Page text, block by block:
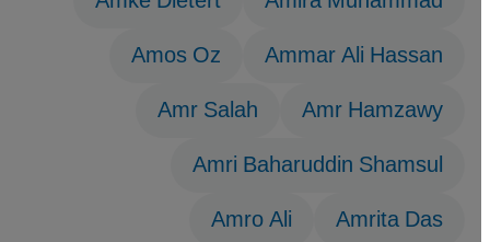
Ammar Ali Hassan
Amos Oz
Amr Hamzawy
Amr Salah
Amri Baharuddin Shamsul
Amrita Das
Amro Ali